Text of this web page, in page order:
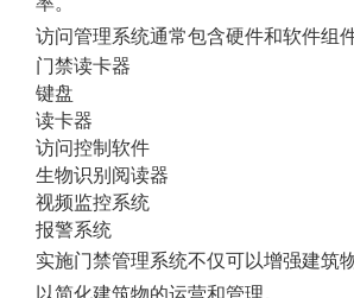
访问管理系统通常包含硬件和软件组
门禁读卡器
键盘
读卡器
访问控制软件
生物识别阅读器
视频监控系统
报警系统
实施门禁管理系统不仅可以增强建筑